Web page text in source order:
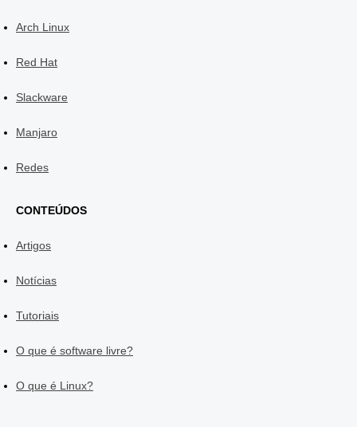
Arch Linux
Red Hat
Slackware
Manjaro
Redes
CONTEÚDOS
Artigos
Notícias
Tutoriais
O que é software livre?
O que é Linux?